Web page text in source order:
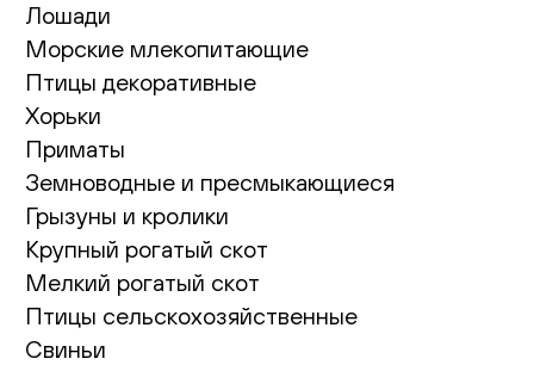
Лошади
Морские млекопитающие
Птицы декоративные
Хорьки
Приматы
Земноводные и пресмыкающиеся
Грызуны и кролики
Крупный рогатый скот
Мелкий рогатый скот
Птицы сельскохозяйственные
Свиньи